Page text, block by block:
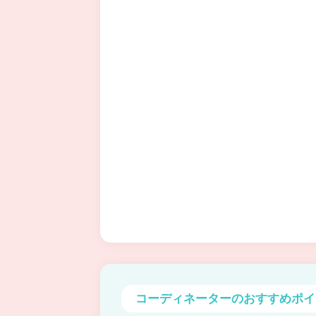
コーディネーターのおすすめポ